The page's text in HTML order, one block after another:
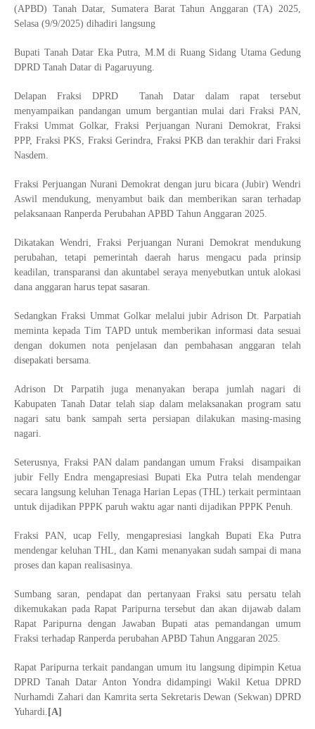
(APBD) Tanah Datar, Sumatera Barat Tahun Anggaran (TA) 2025,
Selasa (9/9/2025) dihadiri langsung
Bupati Tanah Datar Eka Putra, M.M di Ruang Sidang Utama Gedung
DPRD Tanah Datar di Pagaruyung.
Delapan Fraksi DPRD Tanah Datar dalam rapat tersebut
menyampaikan pandangan umum bergantian mulai dari Fraksi PAN,
Fraksi Ummat Golkar, Fraksi Perjuangan Nurani Demokrat, Fraksi
PPP, Fraksi PKS, Fraksi Gerindra, Fraksi PKB dan terakhir dari Fraksi
Nasdem.
Fraksi Perjuangan Nurani Demokrat dengan juru bicara (Jubir) Wendri
Aswil mendukung, menyambut baik dan memberikan saran terhadap
pelaksanaan Ranperda Perubahan APBD Tahun Anggaran 2025.
Dikatakan Wendri, Fraksi Perjuangan Nurani Demokrat mendukung
perubahan, tetapi pemerintah daerah harus mengacu pada prinsip
keadilan, transparansi dan akuntabel seraya menyebutkan untuk alokasi
dana anggaran harus tepat sasaran.
Sedangkan Fraksi Ummat Golkar melalui jubir Adrison Dt. Parpatiah
meminta kepada Tim TAPD untuk memberikan informasi data sesuai
dengan dokumen nota penjelasan dan pembahasan anggaran telah
disepakati bersama.
Adrison Dt Parpatih juga menanyakan berapa jumlah nagari di
Kabupaten Tanah Datar telah siap dalam melaksanakan program satu
nagari satu bank sampah serta persiapan dilakukan masing-masing
nagari.
Seterusnya, Fraksi PAN dalam pandangan umum Fraksi disampaikan
jubir Felly Endra mengapresiasi Bupati Eka Putra telah mendengar
secara langsung keluhan Tenaga Harian Lepas (THL) terkait permintaan
untuk dijadikan PPPK paruh waktu agar nanti dijadikan PPPK Penuh.
Fraksi PAN, ucap Felly, mengapresiasi langkah Bupati Eka Putra
mendengar keluhan THL, dan Kami menanyakan sudah sampai di mana
proses dan kapan realisasinya.
Sumbang saran, pendapat dan pertanyaan Fraksi satu persatu telah
dikemukakan pada Rapat Paripurna tersebut dan akan dijawab dalam
Rapat Paripurna dengan Jawaban Bupati atas pemandangan umum
Fraksi terhadap Ranperda perubahan APBD Tahun Anggaran 2025.
Rapat Paripurna terkait pandangan umum itu langsung dipimpin Ketua
DPRD Tanah Datar Anton Yondra didampingi Wakil Ketua DPRD
Nurhamdi Zahari dan Kamrita serta Sekretaris Dewan (Sekwan) DPRD
Yuhardi. [A]